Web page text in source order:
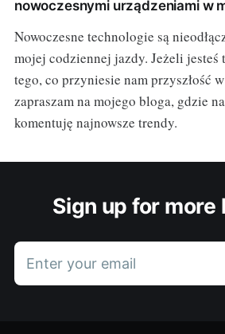
nowoczesnymi urządzeniami w
Nowoczesne technologie są
mojej codziennej jazdy. Jeżeli jesteś
tego, co przyniesie nam przyszłość
zapraszam na mojego bloga, gdzie
komentuję najnowsze trendy.
Sign up for more
Enter your email